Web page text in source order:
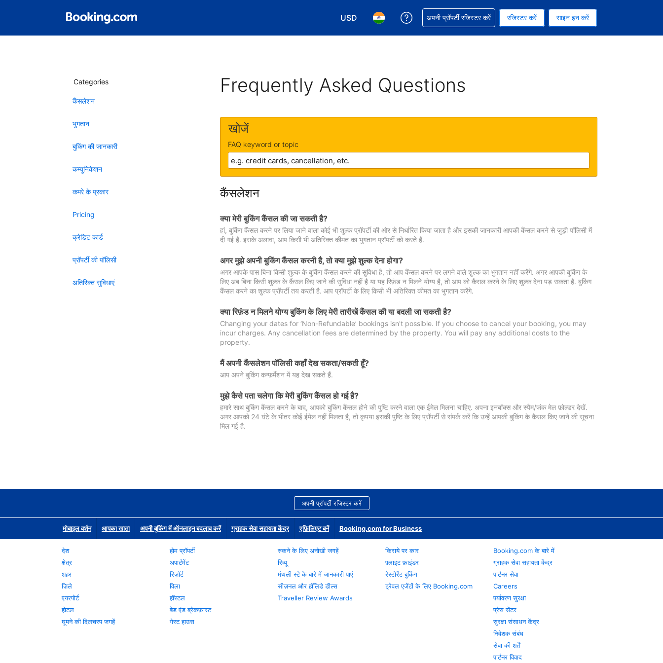
USD
अपनी करेंसी चुनें. आपने अभी USD करेंसी को चुना हुआ है
अपनी भाषा चुनें. आपने अभी हिन्दी भाषा को चुना हुआ है
अपनी बुकिंग में सहायता पाएं
अपनी प्रॉपर्टी रजिस्टर करें रजिस्टर करें साइन इन करें
Categories
कैंसलेशन
भुगतान
बुकिंग की जानकारी
कम्युनिकेशन
कमरे के प्रकार
Pricing
क्रेडिट कार्ड
प्रॉपर्टी की पॉलिसी
अतिरिक्त सुविधाएं
Frequently Asked Questions
खोजें
FAQ keyword or topic
कैंसलेशन
क्या मेरी बुकिंग कैंसल की जा सकती है?
हां, बुकिंग कैंसल करने पर लिया जाने वाला कोई भी शुल्क प्रॉपर्टी की ओर से निर्धारित किया जाता है और इसकी जानकारी आपकी कैंसल करने से जुड़ी पॉलिसी में
दी गई है. इसके अलावा, आप किसी भी अतिरिक्त कीमत का भुगतान प्रॉपर्टी को करते हैं.
अगर मुझे अपनी बुकिंग कैंसल करनी है, तो क्या मुझे शुल्क देना होगा?
अगर आपके पास बिना किसी शुल्क के बुकिंग कैंसल करने की सुविधा है, तो आप कैंसल करने पर लगने वाले शुल्क का भुगतान नहीं करेंगे. अगर आपकी बुकिंग के
लिए अब बिना किसी शुल्क के कैंसल किए जाने की सुविधा नहीं है या यह रिफ़ंड न मिलने योग्य है, तो आप को कैंसल करने के लिए शुल्क देना पड़ सकता है. बुकिंग
कैंसल करने का शुल्क प्रॉपर्टी तय करती है. आप प्रॉपर्टी के लिए किसी भी अतिरिक्त कीमत का भुगतान करेंगे.
क्या रिफ़ंड न मिलने योग्य बुकिंग के लिए मेरी तारीखें कैंसल की या बदली जा सकती है?
Changing your dates for ‘Non-Refundable’ bookings isn't possible. If you choose to cancel your booking, you may
incur charges. Any cancellation fees are determined by the property. You will pay any additional costs to the
property.
मैं अपनी कैंसलेशन पॉलिसी कहाँ देख सकता/सकती हूँ?
आप अपने बुकिंग कन्फ़र्मेशन में यह देख सकते हैं.
मुझे कैसे पता चलेगा कि मेरी बुकिंग कैंसल हो गई है?
हमारे साथ बुकिंग कैंसल करने के बाद, आपको बुकिंग कैंसल होने की पुष्टि करने वाला एक ईमेल मिलना चाहिए. अपना इनबॉक्स और स्पैम/जंक मेल फ़ोल्डर देखें.
अगर आपको 24 घंटे के भीतर कोई ईमेल नहीं मिलता है, तो कृपया इसकी पुष्टि के लिए प्रॉपर्टी से संपर्क करें कि उन्हें आपकी बुकिंग के कैंसल किए जाने की सूचना
मिल गई है.
अपनी प्रॉपर्टी रजिस्टर करें
मोबाइल वर्शन आपका खाता अपनी बुकिंग में ऑनलाइन बदलाव करें ग्राहक सेवा सहायता केंद्र एफ़िलिएट बनें Booking.com for Business
देश
क्षेत्र
शहर
ज़िले
एयरपोर्ट
होटल
घूमने की दिलचस्प जगहें
होम प्रॉपर्टी
अपार्टमेंट
रिज़ॉर्ट
विला
हॉस्टल
बेड एंड ब्रेकफ़ास्ट
गेस्ट हाउस
रुकने के लिए अनोखी जगहें
रिव्यू
मंथली स्टे के बारे में जानकारी पाएं
सीज़नल और हॉलिडे डील्स
Traveller Review Awards
किराये पर कार
फ़्लाइट फ़ाइंडर
रेस्टोरेंट बुकिंग
ट्रेवल एजेंटों के लिए Booking.com
Booking.com के बारे में
ग्राहक सेवा सहायता केंद्र
पार्टनर सेवा
Careers
पर्यावरण सुरक्षा
प्रेस सेंटर
सुरक्षा संसाधन केंद्र
निवेशक संबंध
सेवा की शर्तें
पार्टनर विवाद